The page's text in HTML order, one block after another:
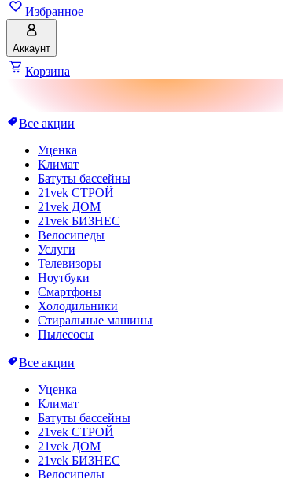
Избранное
Аккаунт
Корзина
Все акции
Уценка
Климат
Батуты бассейны
21vek СТРОЙ
21vek ДОМ
21vek БИЗНЕС
Велосипеды
Услуги
Телевизоры
Ноутбуки
Смартфоны
Холодильники
Стиральные машины
Пылесосы
Все акции
Уценка
Климат
Батуты бассейны
21vek СТРОЙ
21vek ДОМ
21vek БИЗНЕС
Велосипеды